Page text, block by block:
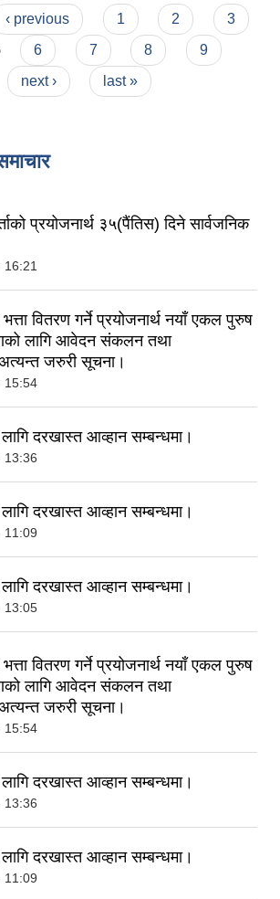
‹ previous 1 2
3
6 7 8
9
next ›
last »
प्रयोजनार्थ ३५(पैंतिस) दिने सार्वजनिक
वितरण गर्ने प्रयोजनार्थ नयाँ एकल पुरुष
लागि आवेदन संकलन तथा
जरुरी सूचना।
15:54
दरखास्त आव्हान सम्बन्धमा।
13:36
दरखास्त आव्हान सम्बन्धमा।
11:09
दरखास्त आव्हान सम्बन्धमा।
13:05
वितरण गर्ने प्रयोजनार्थ नयाँ एकल पुरुष
लागि आवेदन संकलन तथा
जरुरी सूचना।
15:54
दरखास्त आव्हान सम्बन्धमा।
13:36
दरखास्त आव्हान सम्बन्धमा।
11:09